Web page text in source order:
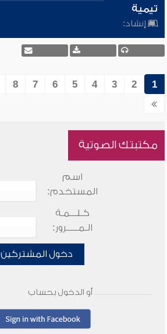
تيمية
إنشاد:
1
2
3
4
5
6
7
8
مكتبتك الصوتية
اسم
المستخدم:
كـلـــمـة
الـمـــــرور:
دخول المشتركين
أو الدخول بحساب